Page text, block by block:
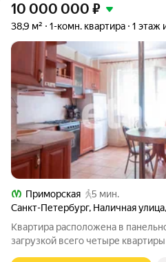
10 000 000 ₽
38,9 м² 1-комн. квартира 1 этаж
Приморская
5 мин.
Санкт-Петербург, Наличная улица,
Квартира расположена в
загрузкой всего четыре квартиры на площадке, что